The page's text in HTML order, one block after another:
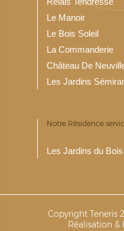
Le Manoir
Le Bois Soleil
La Commanderie
Château De
Les Jardins
Notre Résidence
Les Jardins du
Copyright Teneris
Réalisation &